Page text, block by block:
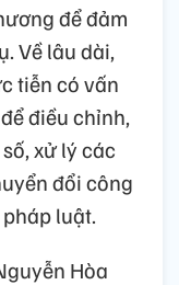
để đảm
Về lâu dài,
tiễn có vấn
điều chỉnh,
xử lý các
đổi công
luật.
Hòa